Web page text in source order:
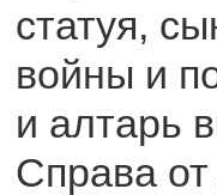
статуя,
войны и
и алтарь
Справа от